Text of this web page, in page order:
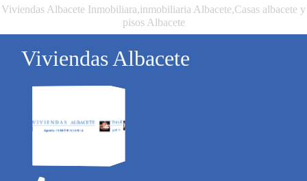
Viviendas Albacete Inmobiliara,inmobiliaria Albacete,Casas albacete y
pisos Albacete
Viviendas Albacete